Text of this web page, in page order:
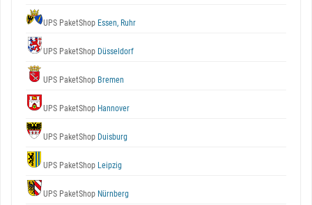
UPS PaketShop Essen, Ruhr
UPS PaketShop Düsseldorf
UPS PaketShop Bremen
UPS PaketShop Hannover
UPS PaketShop Duisburg
UPS PaketShop Leipzig
UPS PaketShop Nürnberg